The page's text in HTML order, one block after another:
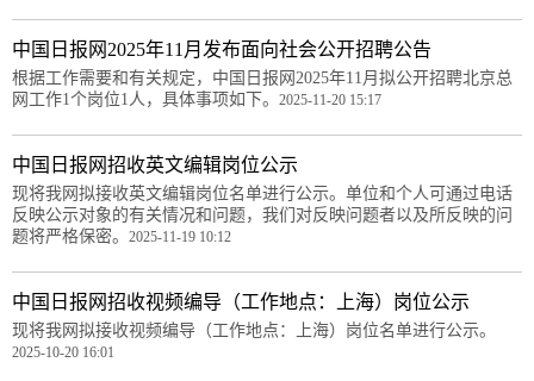
中国日报网2025年11月发布面向社会公开招聘公告
根据工作需要和有关规定，中国日报网2025年11月拟公开招聘北京总
网工作1个岗位1人，具体事项如下。 2025-11-20 15:17
中国日报网招收英文编辑岗位公示
现将我网拟接收英文编辑岗位名单进行公示。单位和个人可通过电话
反映公示对象的有关情况和问题，我们对反映问题者以及所反映的问
题将严格保密。 2025-11-19 10:12
中国日报网招收视频编导（工作地点：上海）岗位公示
现将我网拟接收视频编导（工作地点：上海）岗位名单进行公示。
2025-10-20 16:01